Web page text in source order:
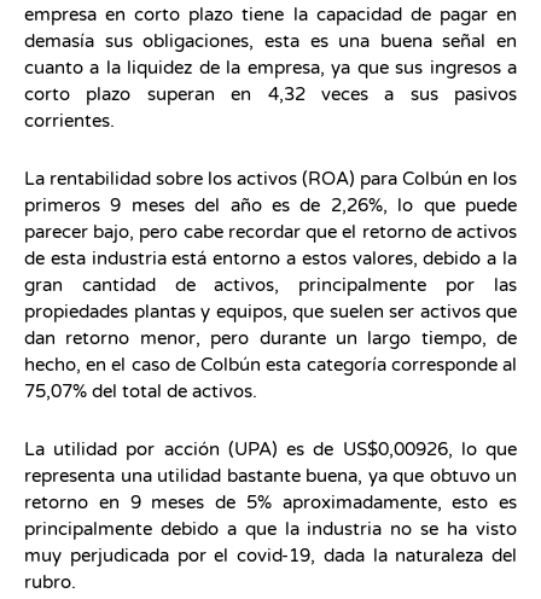
empresa en corto plazo tiene la capacidad de pagar en
demasía sus obligaciones, esta es una buena señal en
cuanto a la liquidez de la empresa, ya que sus ingresos a
corto plazo superan en 4,32 veces a sus pasivos
corrientes.
La rentabilidad sobre los activos (ROA) para Colbún en los
primeros 9 meses del año es de 2,26%, lo que puede
parecer bajo, pero cabe recordar que el retorno de activos
de esta industria está entorno a estos valores, debido a la
gran cantidad de activos, principalmente por las
propiedades plantas y equipos, que suelen ser activos que
dan retorno menor, pero durante un largo tiempo, de
hecho, en el caso de Colbún esta categoría corresponde al
75,07% del total de activos.
La utilidad por acción (UPA) es de US$0,00926, lo que
representa una utilidad bastante buena, ya que obtuvo un
retorno en 9 meses de 5% aproximadamente, esto es
principalmente debido a que la industria no se ha visto
muy perjudicada por el covid-19, dada la naturaleza del
rubro.